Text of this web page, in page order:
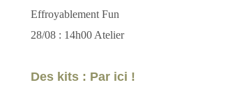
Effroyablement Fun
28/08 : 14h00 Atelier
Des kits : Par ici !